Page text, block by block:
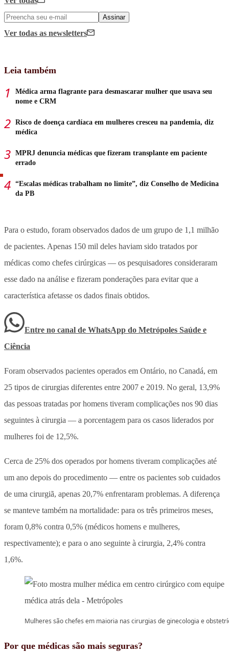
Assinar
Ver todas as newsletters
Leia também
Médica arma flagrante para desmascarar mulher que usava seu
nome e CRM
Risco de doença cardíaca em mulheres cresceu na pandemia, diz
médica
MPRJ denuncia médicas que fizeram transplante em paciente
errado
“Escalas médicas trabalham no limite”, diz Conselho de Medicina
da PB
Para o estudo, foram observados dados de um grupo de 1,1 milhão
de pacientes. Apenas 150 mil deles haviam sido tratados por
médicas como chefes cirúrgicas — os pesquisadores consideraram
esse dado na análise e fizeram ponderações para evitar que a
característica afetasse os dados finais obtidos.
Entre no canal de WhatsApp do Metrópoles Saúde e
Ciência
Foram observados pacientes operados em Ontário, no Canadá, em
25 tipos de cirurgias diferentes entre 2007 e 2019. No geral, 13,9%
das pessoas tratadas por homens tiveram complicações nos 90 dias
seguintes à cirurgia — a porcentagem para os casos liderados por
mulheres foi de 12,5%.
Cerca de 25% dos operados por homens tiveram complicações até
um ano depois do procedimento — entre os pacientes sob cuidados
de uma cirurgiã, apenas 20,7% enfrentaram problemas. A diferença
se manteve também na mortalidade: para os três primeiros meses,
foram 0,8% contra 0,5% (médicos homens e mulheres,
respectivamente); e para o ano seguinte à cirurgia, 2,4% contra
1,6%.
Mulheres são chefes em maioria nas cirurgias de ginecologia e
Por que médicas são mais seguras?